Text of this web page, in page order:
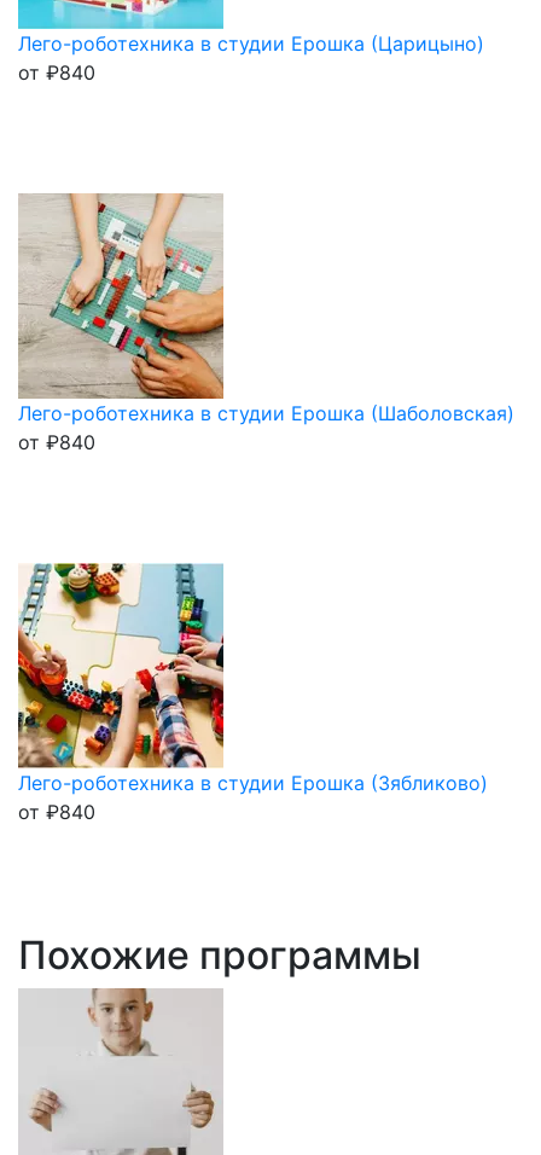
Лего-роботехника в студии Ерошка (Царицыно)
от ₽840
Лего-роботехника в студии Ерошка (Шаболовская)
от ₽840
Лего-роботехника в студии Ерошка (Зябликово)
от ₽840
Похожие программы